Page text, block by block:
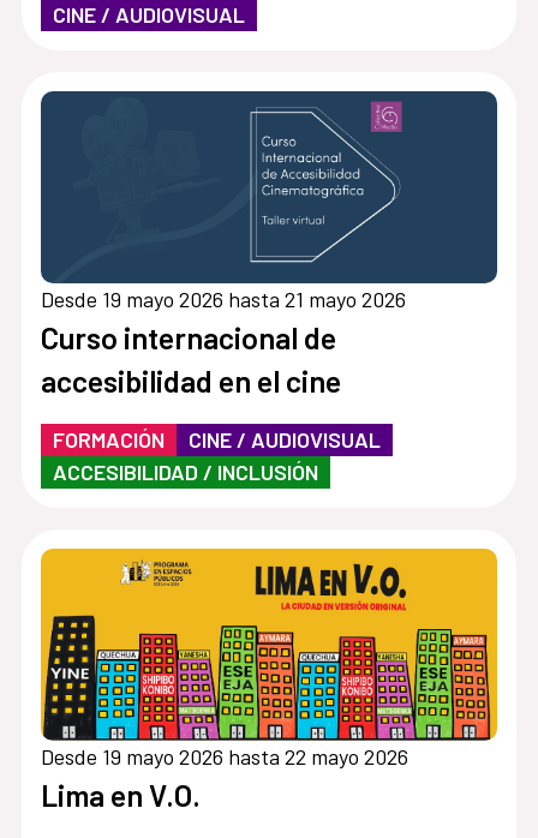
CINE / AUDIOVISUAL
Desde 19 mayo 2026 hasta 21 mayo 2026
Curso internacional de
accesibilidad en el cine
FORMACIÓN
CINE / AUDIOVISUAL
ACCESIBILIDAD / INCLUSIÓN
Desde 19 mayo 2026 hasta 22 mayo 2026
Lima en V.O.